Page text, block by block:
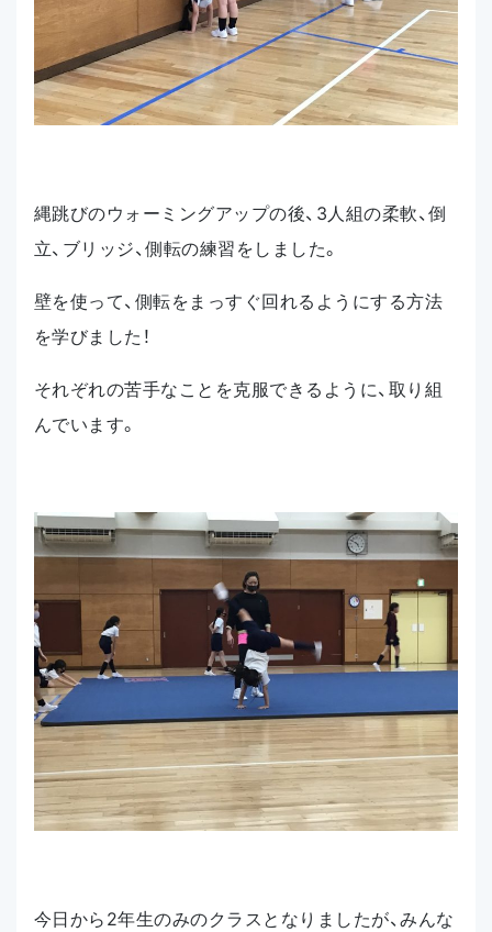
縄跳びのウォーミングアップの後、3人組の柔軟、倒
立、ブリッジ、側転の練習をしました。
壁を使って、側転をまっすぐ回れるようにする方法
を学びました！
それぞれの苦手なことを克服できるように、取り組
んでいます。
今日から2年生のみのクラスとなりましたが、みんな